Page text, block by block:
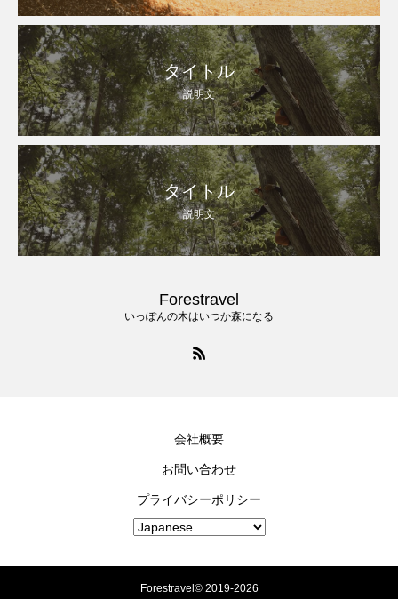
タイトル
説明文
タイトル
説明文
Forestravel
いっぽんの木はいつか森になる
会社概要
お問い合わせ
プライバシーポリシー
Forestravel© 2019-2026